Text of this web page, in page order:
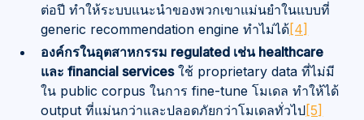
ต่อปี ทำให้ระบบแนะนำของพวกเขาแม่นยำในแบบที่
generic recommendation engine ทำไม่ได้[4]
องค์กรในอุตสาหกรรม regulated เช่น healthcare
และ financial servicesใช้ proprietary data ที่ไม่มี
ใน public corpus ในการ fine-tune โมเดล ทำให้ได้
output ที่แม่นกว่าและปลอดภัยกว่าโมเดลทั่วไป[5]